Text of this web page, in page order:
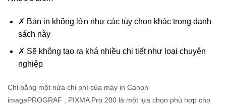
✗ Bản in không lớn như các tùy chọn khác trong danh
sách này
✗ Sẽ không tạo ra khá nhiều chi tiết như loại chuyên
nghiệp
Chỉ bằng một nửa chi phí của máy in Canon
imagePROGRAF
PIXMA Pro 200 là một lựa chọn phù hợp cho